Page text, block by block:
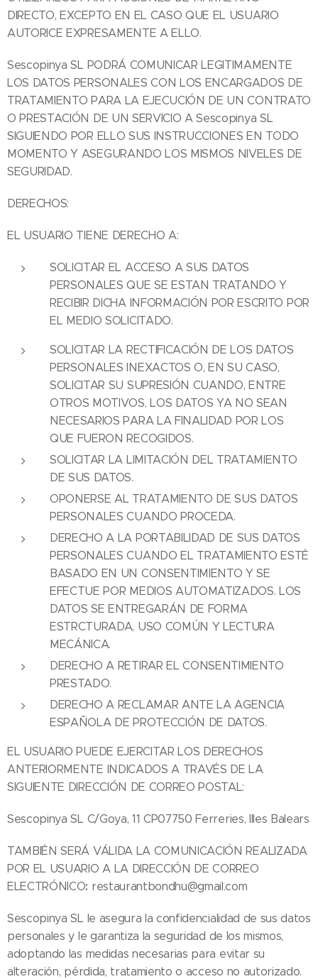
DIRECTO, EXCEPTO EN EL CASO QUE EL USUARIO
AUTORICE EXPRESAMENTE A ELLO.
Sescopinya SL PODRÁ COMUNICAR LEGITIMAMENTE
LOS DATOS PERSONALES CON LOS ENCARGADOS DE
TRATAMIENTO PARA LA EJECUCIÓN DE UN CONTRATO
O PRESTACIÓN DE UN SERVICIO A Sescopinya SL
SIGUIENDO POR ELLO SUS INSTRUCCIONES EN TODO
MOMENTO Y ASEGURANDO LOS MISMOS NIVELES DE
SEGURIDAD.
DERECHOS:
EL USUARIO TIENE DERECHO A:
SOLICITAR EL ACCESO A SUS DATOS
PERSONALES QUE SE ESTAN TRATANDO Y
RECIBIR DICHA INFORMACIÓN POR ESCRITO POR
EL MEDIO SOLICITADO.
SOLICITAR LA RECTIFICACIÓN DE LOS DATOS
PERSONALES INEXACTOS O, EN SU CASO,
SOLICITAR SU SUPRESIÓN CUANDO, ENTRE
OTROS MOTIVOS, LOS DATOS YA NO SEAN
NECESARIOS PARA LA FINALIDAD POR LOS
QUE FUERON RECOGIDOS.
SOLICITAR LA LIMITACIÓN DEL TRATAMIENTO
DE SUS DATOS.
OPONERSE AL TRATAMIENTO DE SUS DATOS
PERSONALES CUANDO PROCEDA.
DERECHO A LA PORTABILIDAD DE SUS DATOS
PERSONALES CUANDO EL TRATAMIENTO ESTÉ
BASADO EN UN CONSENTIMIENTO Y SE
EFECTUE POR MEDIOS AUTOMATIZADOS. LOS
DATOS SE ENTREGARÁN DE FORMA
ESTRCTURADA, USO COMÚN Y LECTURA
MECÁNICA.
DERECHO A RETIRAR EL CONSENTIMIENTO
PRESTADO.
DERECHO A RECLAMAR ANTE LA AGENCIA
ESPAÑOLA DE PROTECCIÓN DE DATOS.
EL USUARIO PUEDE EJERCITAR LOS DERECHOS
ANTERIORMENTE INDICADOS A TRAVÉS DE LA
SIGUIENTE DIRECCIÓN DE CORREO POSTAL:
Sescopinya SL C/Goya, 11 CP07750 Ferreries, Illes Balears
TAMBIÉN SERÁ VÁLIDA LA COMUNICACIÓN REALIZADA
POR EL USUARIO A LA DIRECCIÓN DE CORREO
ELECTRÓNICO: restaurantbondhu@gmail.com
Sescopinya SL le asegura la confidencialidad de sus datos
personales y le garantiza la seguridad de los mismos,
adoptando las medidas necesarias para evitar su
alteración, pérdida, tratamiento o acceso no autorizado.